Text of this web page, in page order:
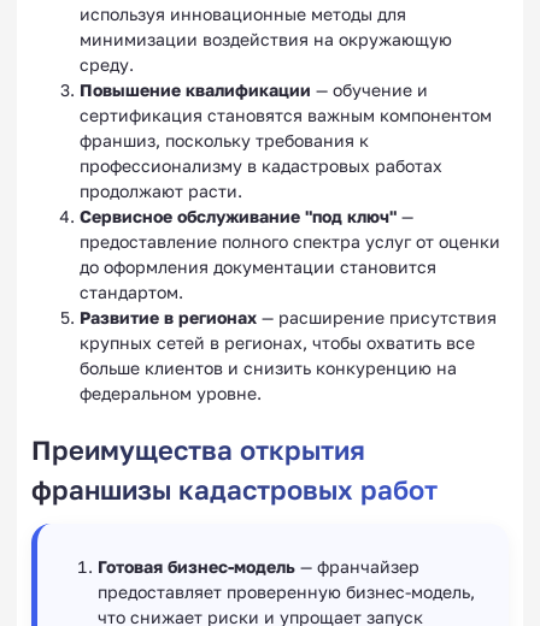
используя инновационные методы для
минимизации воздействия на окружающую
среду.
Повышение квалификации — обучение и
сертификация становятся важным компонентом
франшиз, поскольку требования к
профессионализму в кадастровых работах
продолжают расти.
Сервисное обслуживание "под ключ" —
предоставление полного спектра услуг от оценки
до оформления документации становится
стандартом.
Развитие в регионах — расширение присутствия
крупных сетей в регионах, чтобы охватить все
больше клиентов и снизить конкуренцию на
федеральном уровне.
Преимущества открытия
франшизы кадастровых работ
Готовая бизнес-модель — франчайзер
предоставляет проверенную бизнес-модель,
что снижает риски и упрощает запуск